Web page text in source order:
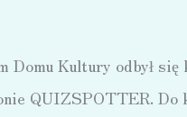
Domu Kultury odbył
QUIZSPOTTER. Do